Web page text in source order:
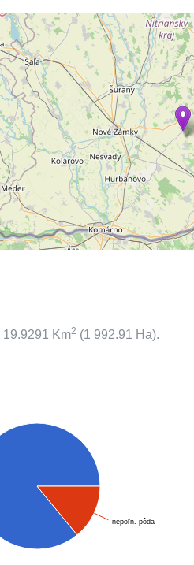
19.9291 Km2 (1 992.91 Ha).
nepoľn. pôda